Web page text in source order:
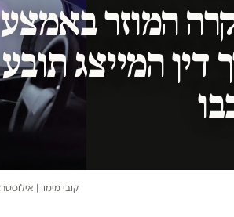
המוזר
דין המייצג
קובי מימון |